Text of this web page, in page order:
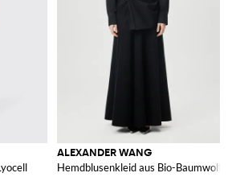
ALEXANDER WANG
Hemdblusenkleid aus Bio-Baumwolle